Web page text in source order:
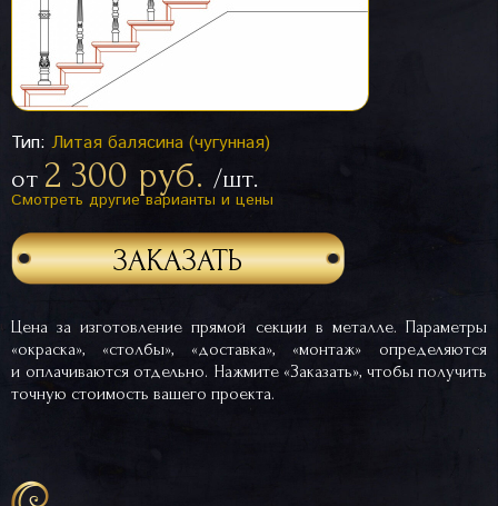
Тип: Литая балясина (чугунная)
от 2 300 руб. /шт.
Смотреть другие варианты и цены
ЗАКАЗАТЬ
Цена за изготовление прямой секции в металле. Параметры
«окраска», «столбы», «доставка», «монтаж» определяются
и оплачиваются отдельно. Нажмите «Заказать», чтобы получить
точную стоимость вашего проекта.